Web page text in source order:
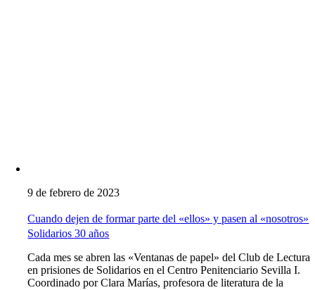
9 de febrero de 2023
Cuando dejen de formar parte del «ellos» y pasen al «nosotros»
Solidarios 30 años
Cada mes se abren las «Ventanas de papel» del Club de Lectura
en prisiones de Solidarios en el Centro Penitenciario Sevilla I.
Coordinado por Clara Marías, profesora de literatura de la